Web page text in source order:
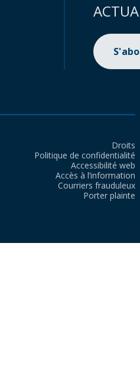
Droits
Politique de confidentialité
Accessibilité web
Accès à l’information
Courriers frauduleux
Porter plainte